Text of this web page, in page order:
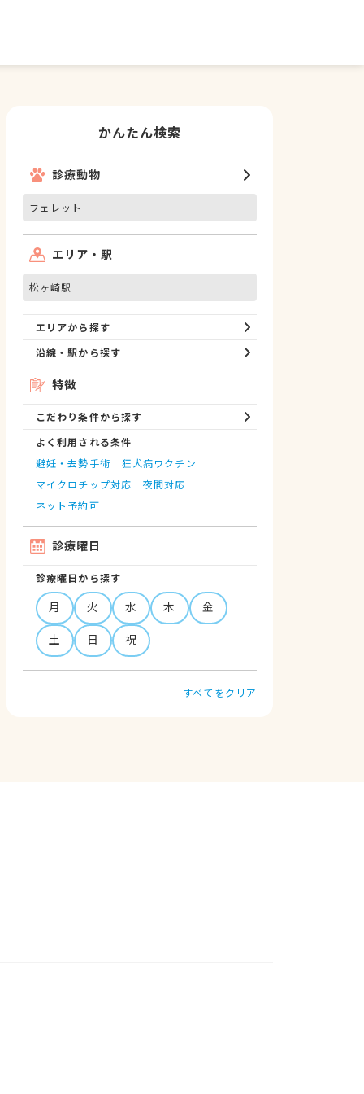
かんたん検索
診療動物
フェレット
エリア・駅
松ヶ崎駅
エリアから探す
沿線・駅から探す
特徴
こだわり条件から探す
よく利用される条件
避妊・去勢手術
狂犬病ワクチン
マイクロチップ対応
夜間対応
ネット予約可
診療曜日
診療曜日から探す
月 火 水 木
金
土
日 祝
すべてをクリア